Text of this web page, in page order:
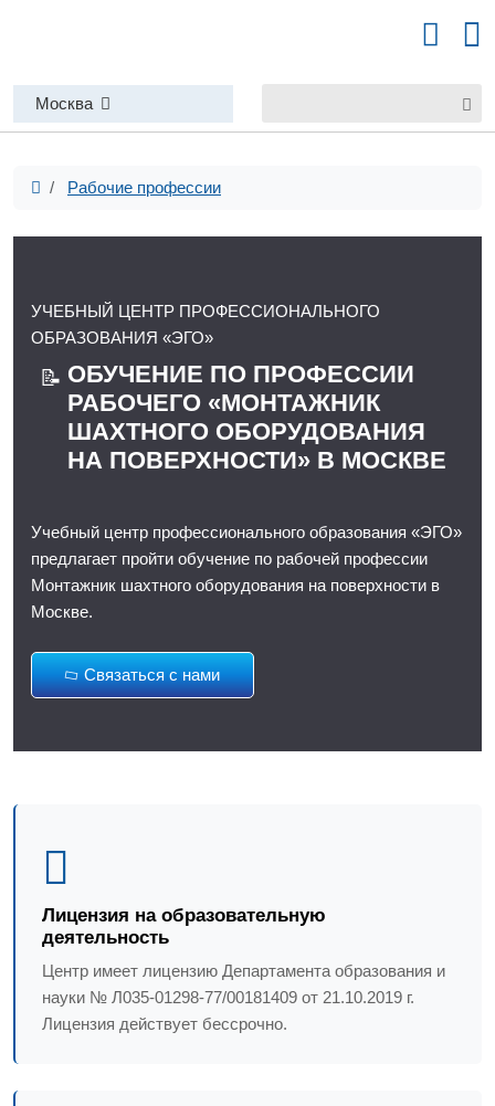
Москва
Рабочие профессии
УЧЕБНЫЙ ЦЕНТР ПРОФЕССИОНАЛЬНОГО
ОБРАЗОВАНИЯ «ЭГО»
📝 ОБУЧЕНИЕ ПО ПРОФЕССИИ
РАБОЧЕГО «МОНТАЖНИК
ШАХТНОГО ОБОРУДОВАНИЯ
НА ПОВЕРХНОСТИ» В МОСКВЕ
Учебный центр профессионального образования «ЭГО»
предлагает пройти обучение по рабочей профессии
Монтажник шахтного оборудования на поверхности в
Москве.
Связаться с нами
Лицензия на образовательную
деятельность
Центр имеет лицензию Департамента образования и
науки № Л035-01298-77/00181409 от 21.10.2019 г.
Лицензия действует бессрочно.